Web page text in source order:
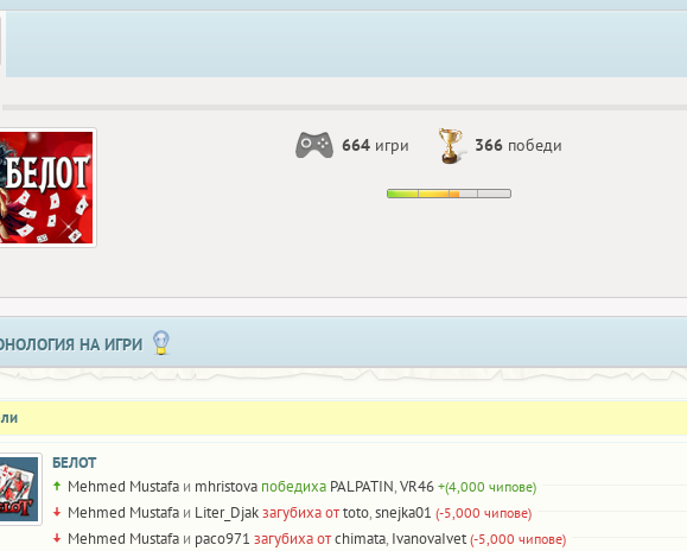
664 игри 366 победи
НА ИГРИ
БЕЛОТ
Mehmed Mustafa и mhristova победиха PALPATIN,VR46 +(4,000 чипове)
Mehmed Mustafa и Liter_Djakзагубиха отtoto,snejka01 (-5,000 чипове)
Mehmed Mustafa и paco971 загубиха отchimata, IvanovaIvet (-5,000 чипове)